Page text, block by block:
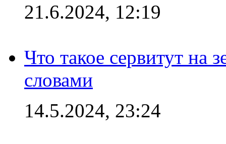
21.6.2024, 12:19
Что такое сервитут на
словами
14.5.2024, 23:24